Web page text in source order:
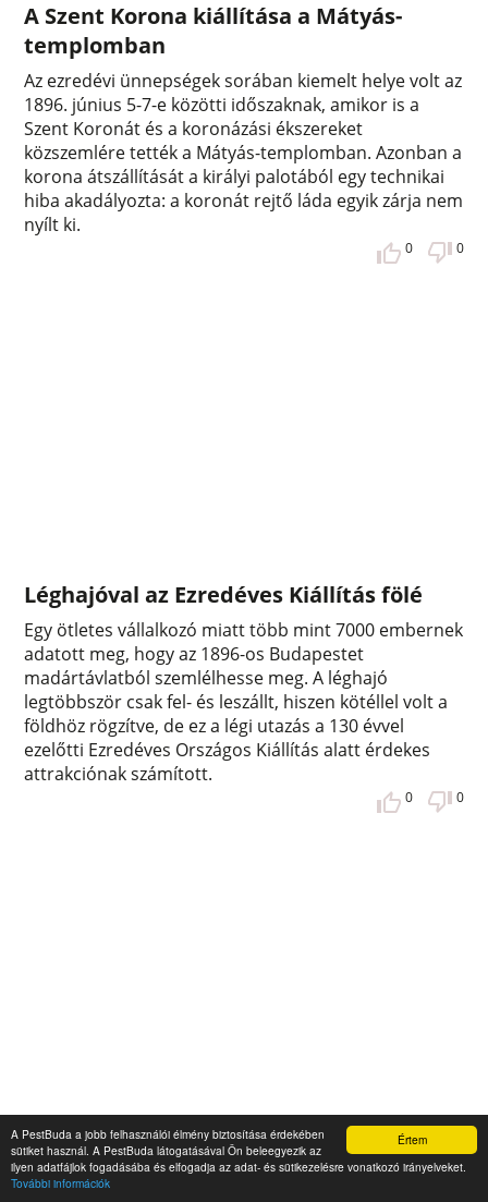
Értem
A PestBuda a jobb felhasználói élmény biztosítása érdekében
sütiket használ. A PestBuda látogatásával Ön beleegyezik az
ilyen adatfájlok fogadásába és elfogadja az adat- és sütikezelésre vonatkozó irányelveket.
További információk
A Szent Korona kiállítása a Mátyás-
templomban
Az ezredévi ünnepségek sorában kiemelt helye volt az
1896. június 5-7-e közötti időszaknak, amikor is a
Szent Koronát és a koronázási ékszereket
közszemlére tették a Mátyás-templomban. Azonban a
korona átszállítását a királyi palotából egy technikai
hiba akadályozta: a koronát rejtő láda egyik zárja nem
nyílt ki.
0 0
Léghajóval az Ezredéves Kiállítás fölé
Egy ötletes vállalkozó miatt több mint 7000 embernek
adatott meg, hogy az 1896-os Budapestet
madártávlatból szemlélhesse meg. A léghajó
legtöbbször csak fel- és leszállt, hiszen kötéllel volt a
földhöz rögzítve, de ez a légi utazás a 130 évvel
ezelőtti Ezredéves Országos Kiállítás alatt érdekes
attrakciónak számított.
0 0
Az első Budapest–Bécs menetrend